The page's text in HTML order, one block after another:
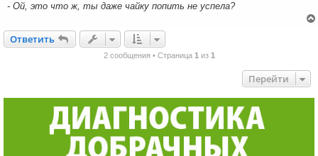
- Ой, это что ж, ты даже чайку попить не успела?
Ответить
Ответить
2 сообщения • Страница 1 из 1
Перейти